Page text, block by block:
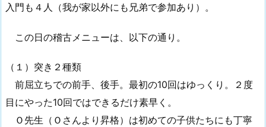
入門も４人（我が家以外にも兄弟で参加あり）。
この日の稽古メニューは、以下の通り。
（１）突き２種類
前屈立ちでの前手、後手。最初の10回はゆっくり。２度
目にやった10回ではできるだけ素早く。
Ｏ先生（Ｏさんより昇格）は初めての子供たちにも丁寧